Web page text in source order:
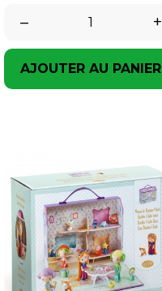
– +
AJOUTER AU PANIER